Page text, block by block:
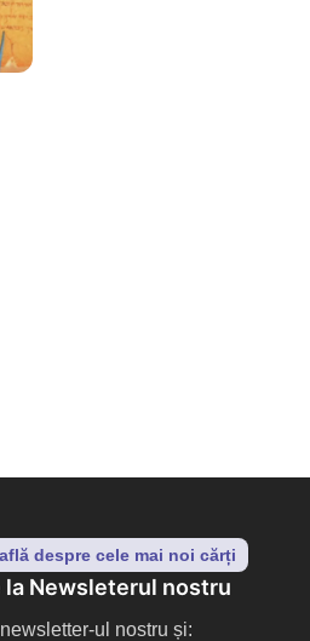
despre cele mai noi cărți
la Newsleterul nostru
ul nostru și: